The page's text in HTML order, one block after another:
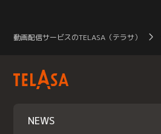
動画配信サービスのTELASA（テラサ）
NEWS